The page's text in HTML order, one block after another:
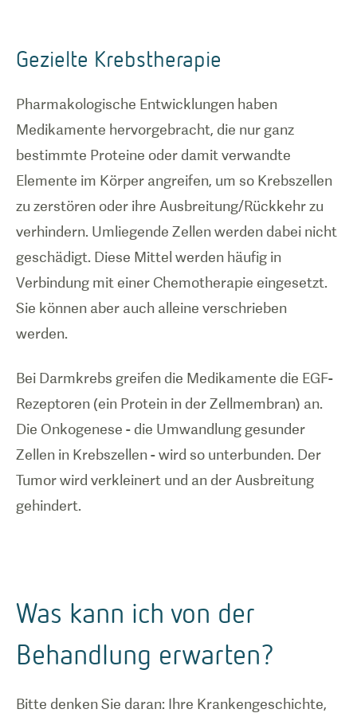
Gezielte Krebstherapie
Pharmakologische Entwicklungen haben
Medikamente hervorgebracht, die nur ganz
bestimmte Proteine oder damit verwandte
Elemente im Körper angreifen, um so Krebszellen
zu zerstören oder ihre Ausbreitung/Rückkehr zu
verhindern. Umliegende Zellen werden dabei nicht
geschädigt. Diese Mittel werden häufig in
Verbindung mit einer Chemotherapie eingesetzt.
Sie können aber auch alleine verschrieben
werden.
Bei Darmkrebs greifen die Medikamente die EGF-
Rezeptoren (ein Protein in der Zellmembran) an.
Die Onkogenese - die Umwandlung gesunder
Zellen in Krebszellen - wird so unterbunden. Der
Tumor wird verkleinert und an der Ausbreitung
gehindert.
Was kann ich von der
Behandlung erwarten?
Bitte denken Sie daran: Ihre Krankengeschichte,